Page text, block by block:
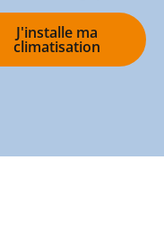
J'installe ma
climatisation